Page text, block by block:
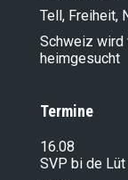
Tell, Freiheit,
Schweiz wird
heimgesucht
Termine
16.08
SVP bi de